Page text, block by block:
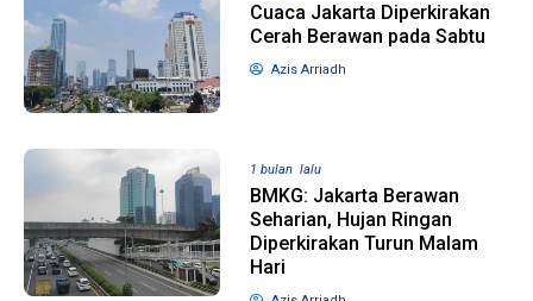
Cuaca Jakarta Diperkirakan
Cerah Berawan pada Sabtu
Azis Arriadh
1 bulan lalu
BMKG: Jakarta Berawan
Seharian, Hujan Ringan
Diperkirakan Turun Malam
Hari
Banyak Gugatan di
Pilkada 2024, Legislator
Ragukan SDM Bawaslu
Keputusan
Capres-